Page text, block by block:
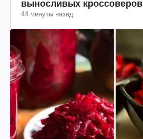
выносливых кроссоверов
44 минуты назад